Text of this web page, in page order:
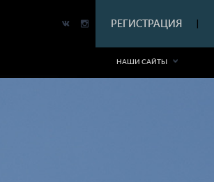
РЕГИСТРАЦИЯ
НАШИ САЙТЫ